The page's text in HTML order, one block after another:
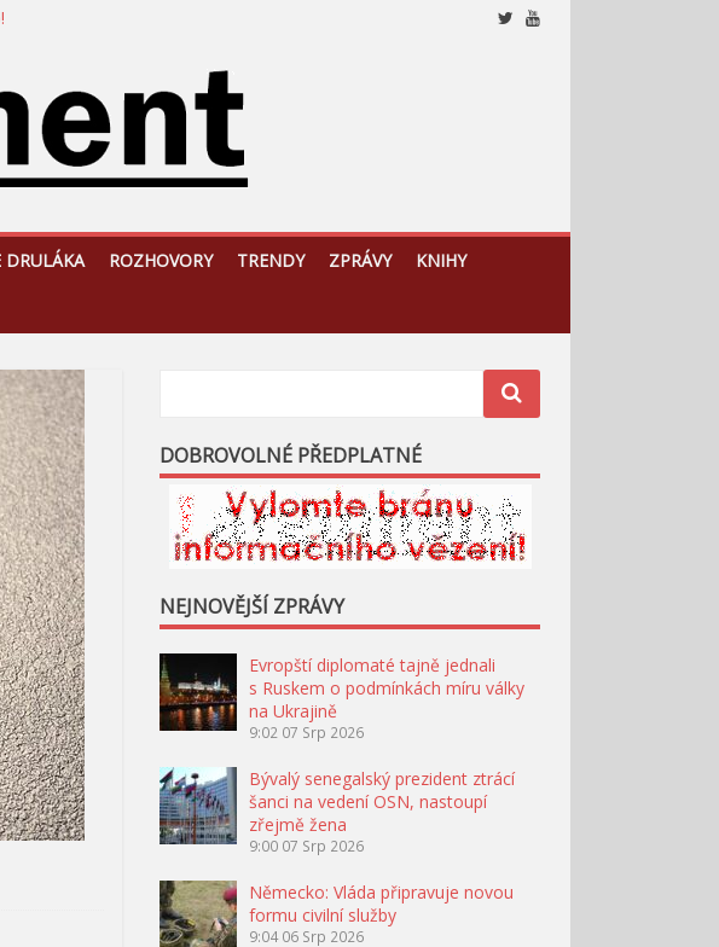
DRULÁKA ROZHOVORY TRENDY ZPRÁVY KNIHY
DOBROVOLNÉ PŘEDPLATNÉ
NEJNOVĚJŠÍ ZPRÁVY
Evropští diplomaté tajně jednali
s Ruskem o podmínkách míru války
na Ukrajině
9:02 07 Srp 2026
Bývalý senegalský prezident ztrácí
šanci na vedení OSN, nastoupí
zřejmě žena
9:00 07 Srp 2026
Německo: Vláda připravuje novou
formu civilní služby
9:04 06 Srp 2026